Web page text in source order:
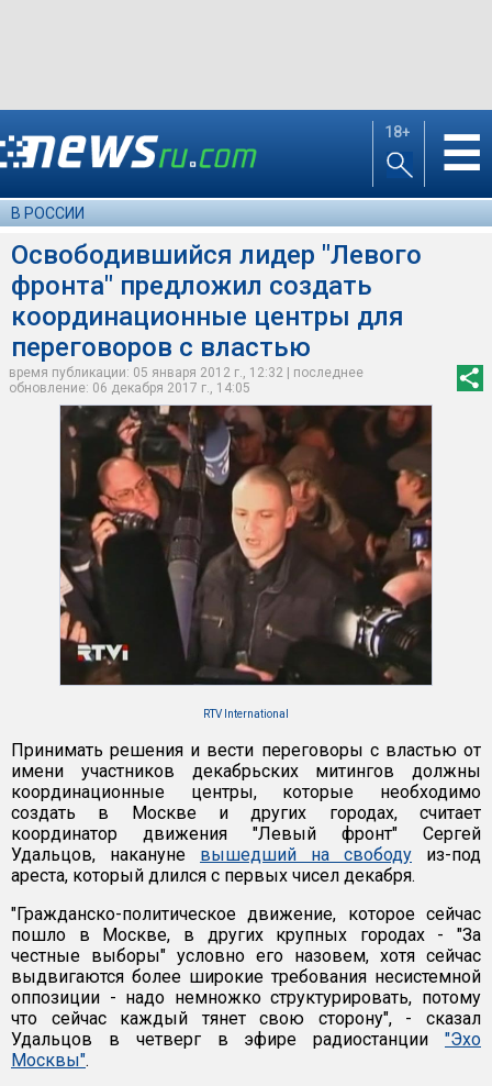
18+ ☰
В РОССИИ
Освободившийся лидер "Левого
фронта" предложил создать
координационные центры для
переговоров с властью
время публикации: 05 января 2012 г., 12:32 | последнее
обновление: 06 декабря 2017 г., 14:05
RTV International
Принимать решения и вести переговоры с властью от
имени участников декабрьских митингов должны
координационные центры, которые необходимо
создать в Москве и других городах, считает
координатор движения "Левый фронт" Сергей
Удальцов, накануне вышедший на свободу из-под
ареста, который длился с первых чисел декабря.
"Гражданско-политическое движение, которое сейчас
пошло в Москве, в других крупных городах - "За
честные выборы" условно его назовем, хотя сейчас
выдвигаются более широкие требования несистемной
оппозиции - надо немножко структурировать, потому
что сейчас каждый тянет свою сторону", - сказал
Удальцов в четверг в эфире радиостанции "Эхо
Москвы".